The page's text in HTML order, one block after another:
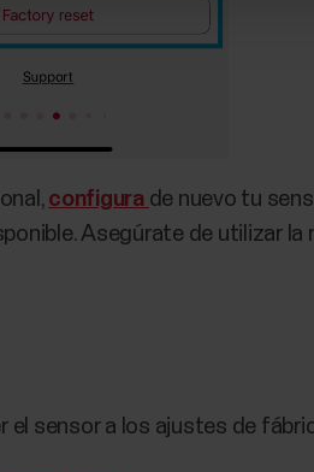
configura de nuevo tu
Asegúrate de utilizar
el sensor a los ajustes de